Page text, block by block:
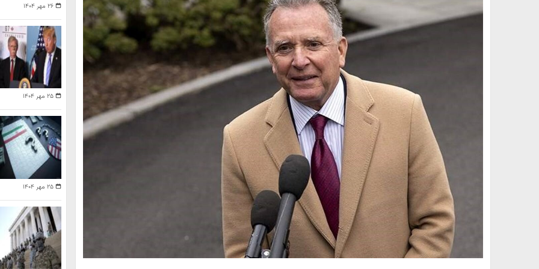
۲۶ مهر ۱۴۰۴
۲۵ مهر ۱۴۰۴
۲۵ مهر ۱۴۰۴